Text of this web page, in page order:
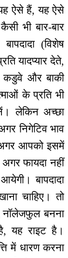
ऐसे हैं, यह ऐसे
भी बार-बार
(विशेष
यादप्यार देते,
कडुवे और बाकी
के प्रति भी
लेकिन अच्छा
निगेटिव भाव
आपको इसमें
फायदा नहीं
बापदादा
चाहिए। तो
नॉलेजफुल बनना
यह राइट है।
में धारण करना